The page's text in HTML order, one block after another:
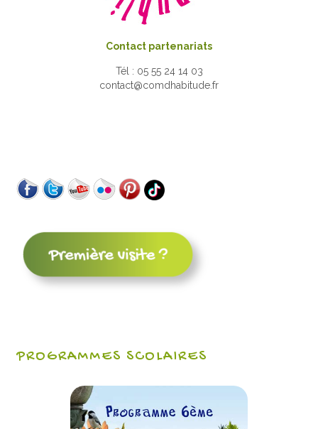
Contact partenariats
Tél : 05 55 24 14 03
contact@comdhabitude.fr
PROGRAMMES SCOLAIRES